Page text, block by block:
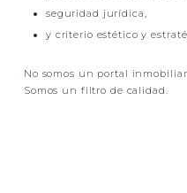
seguridad jurídica,
y criterio estético y
No somos un portal
Somos un filtro de calidad.